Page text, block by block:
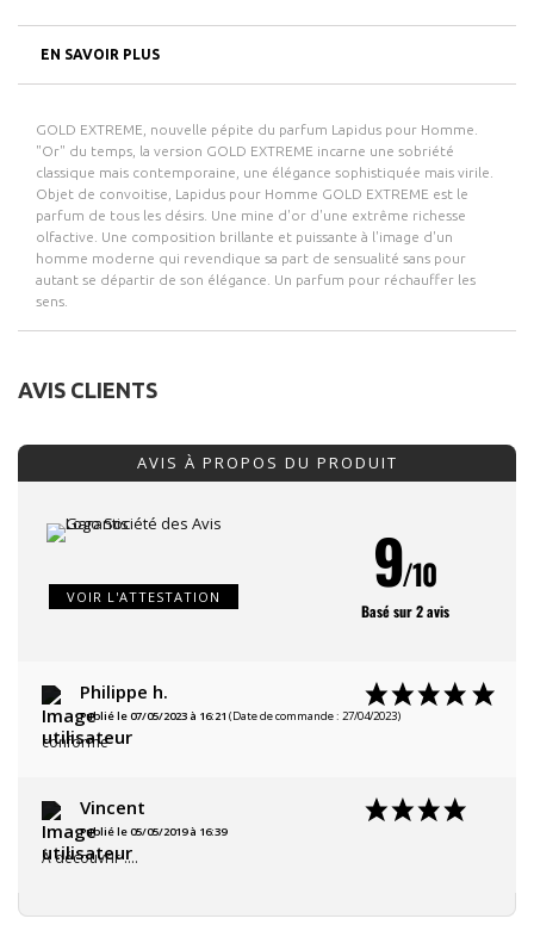
EN SAVOIR PLUS
GOLD EXTREME, nouvelle pépite du parfum Lapidus pour Homme.
"Or" du temps, la version GOLD EXTREME incarne une sobriété
classique mais contemporaine, une élégance sophistiquée mais virile.
Objet de convoitise, Lapidus pour Homme GOLD EXTREME est le
parfum de tous les désirs. Une mine d'or d'une extrême richesse
olfactive. Une composition brillante et puissante à l'image d'un
homme moderne qui revendique sa part de sensualité sans pour
autant se départir de son élégance. Un parfum pour réchauffer les
sens.
AVIS CLIENTS
AVIS À PROPOS DU PRODUIT
VOIR L'ATTESTATION 9/10
Basé sur 2 avis
Philippe h.
Publié le 07/05/2023 à 16:21 (Date de commande : 27/04/2023)
conforme
Vincent
Publié le 05/05/2019 à 16:39
À découvrir ....